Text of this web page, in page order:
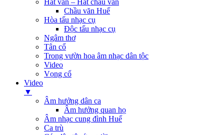
Hát văn – Hát chầu văn
Chầu văn Huế
Hòa tấu nhạc cụ
Độc tấu nhạc cụ
Ngâm thơ
Tân cổ
Trong vườn hoa âm nhạc dân tộc
Video
Vọng cổ
Video
▼
Âm hưởng dân ca
Âm hưởng quan họ
Âm nhạc cung đình Huế
Ca trù